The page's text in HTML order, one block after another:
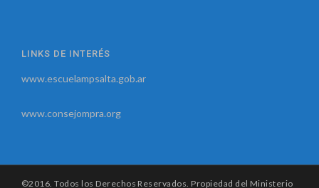
LINKS DE INTERÉS
www.escuelampsalta.gob.ar
www.consejompra.org
©2016. Todos los Derechos Reservados. Propiedad del Ministerio